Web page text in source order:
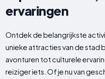
ervaringen
Ontdek de belangrijkste
unieke attracties van de stad
avonturen tot culturele
reiziger iets. Of je nu van